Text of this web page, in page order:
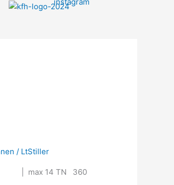
/ LtStiller
| max 14 TN 360